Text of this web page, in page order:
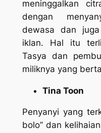
meninggalkan
dengan
dewasa dan
iklan. Hal itu
Tasya dan
miliknya yang
Tina Toon
Penyanyi yang
bolo” dan